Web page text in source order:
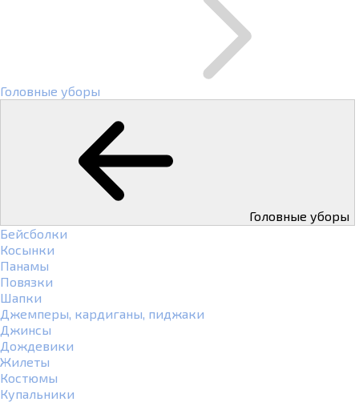
Головные уборы
Головные уборы
Бейсболки
Косынки
Панамы
Повязки
Шапки
Джемперы, кардиганы, пиджаки
Джинсы
Дождевики
Жилеты
Костюмы
Купальники